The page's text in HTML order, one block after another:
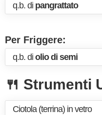
q.b. di pangrattato
Per Friggere:
q.b. di olio di semi
🍴 Strumenti
Ciotola (terrina) in vetro